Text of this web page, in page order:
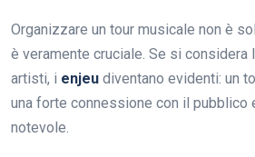
Organizzare un tour musicale non è
è veramente cruciale. Se si considera
artisti, i enjeu diventano evidenti: un
una forte connessione con il pubblico
notevole.